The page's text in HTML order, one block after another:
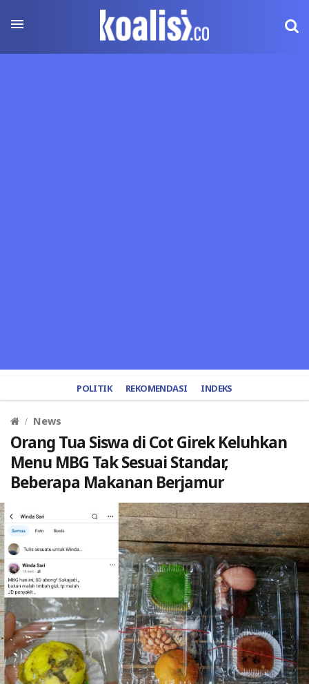
POLITIK REKOMENDASI INDEKS
News
Orang Tua Siswa di Cot Girek Keluhkan
Menu MBG Tak Sesuai Standar,
Beberapa Makanan Berjamur